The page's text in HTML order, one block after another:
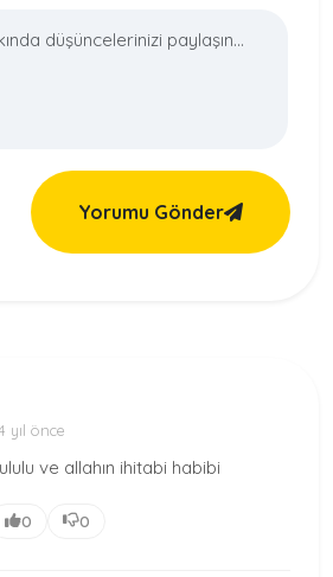
Yorumu Gönder
yıl önce
ve allahın ihitabi habibi
0 0